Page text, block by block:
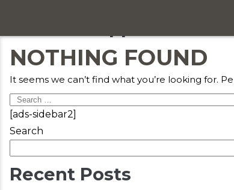
Chi siamo
Formazione
Eventi
Ricerca e selezione
NOTHING FOUND
It seems we can’t find what you’re looking for.
Search
for:
[ads-sidebar2]
Search
Recent Posts